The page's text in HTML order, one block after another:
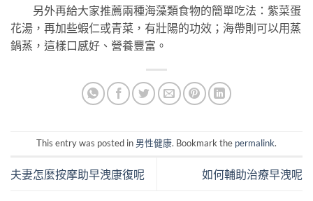
另外再給大家推薦兩種海藻類食物的簡單吃法：紫菜蛋
花湯，再加些蝦仁或青菜，有壯陽的功效；海帶則可以用蒸
鍋蒸，這樣口感好、營養豐富。
This entry was posted in 男性健康. Bookmark the permalink.
夫妻怎麼按摩助早洩康復呢 如何輔助治療早洩呢